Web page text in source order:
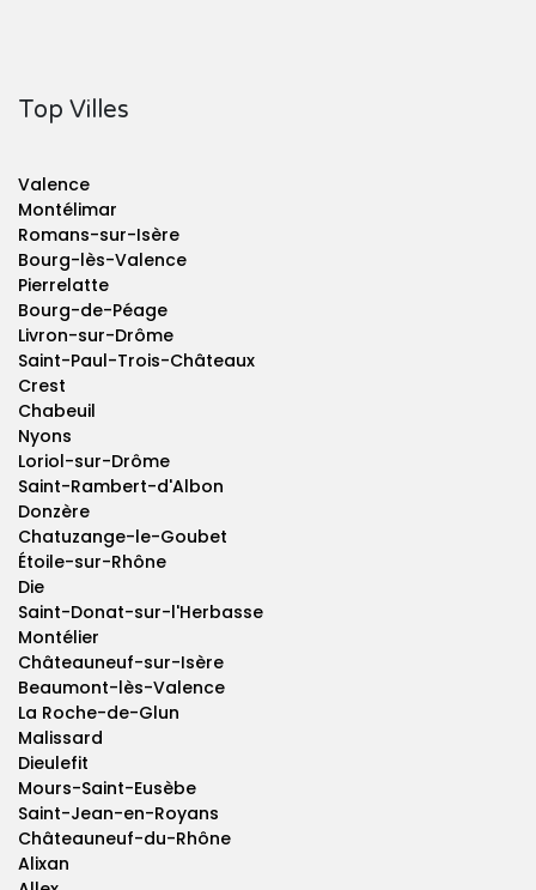
Top Villes
Valence
Montélimar
Romans-sur-Isère
Bourg-lès-Valence
Pierrelatte
Bourg-de-Péage
Livron-sur-Drôme
Saint-Paul-Trois-Châteaux
Crest
Chabeuil
Nyons
Loriol-sur-Drôme
Saint-Rambert-d'Albon
Donzère
Chatuzange-le-Goubet
Étoile-sur-Rhône
Die
Saint-Donat-sur-l'Herbasse
Montélier
Châteauneuf-sur-Isère
Beaumont-lès-Valence
La Roche-de-Glun
Malissard
Dieulefit
Mours-Saint-Eusèbe
Saint-Jean-en-Royans
Châteauneuf-du-Rhône
Alixan